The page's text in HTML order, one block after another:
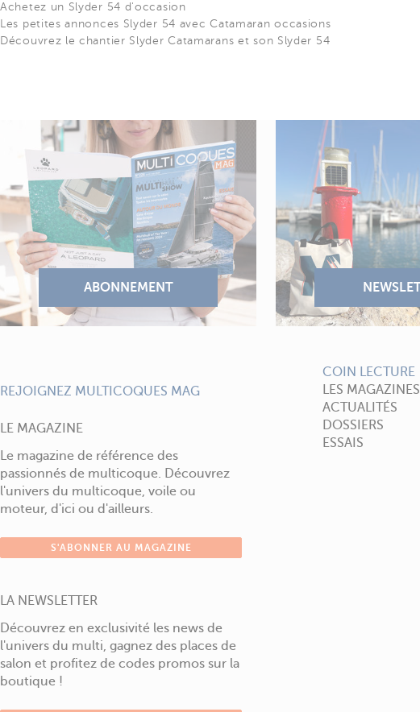
Achetez un Slyder 54 d'occasion
Les petites annonces Slyder 54 avec Catamaran occasions
Découvrez le chantier Slyder Catamarans et son Slyder 54
REJOIGNEZ MULTICOQUES MAG
LE MAGAZINE
Le magazine de référence des
passionnés de multicoque. Découvrez
l'univers du multicoque, voile ou
moteur, d'ici ou d'ailleurs.
S'ABONNER AU MAGAZINE
LA NEWSLETTER
Découvrez en exclusivité les news de
l'univers du multi, gagnez des places de
salon et profitez de codes promos sur la
boutique !
COIN LECTURE
LES MAGAZINES
ACTUALITÉS
DOSSIERS
ESSAIS